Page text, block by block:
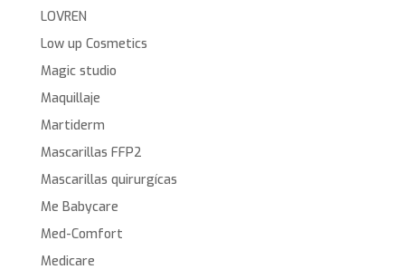
LOVREN
Low up Cosmetics
Magic studio
Maquillaje
Martiderm
Mascarillas FFP2
Mascarillas quirurgícas
Me Babycare
Med-Comfort
Medicare